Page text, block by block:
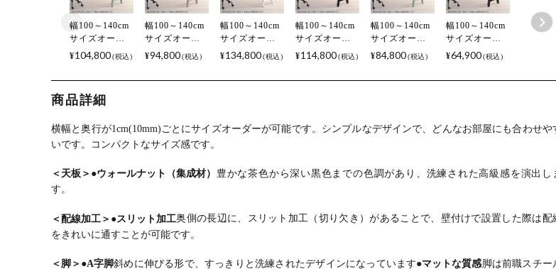
幅100～140cm
サイズオーダ
ーデスク
Sizeno(シゼノ)
ェリー 無垢材
チール脚 天然
木 パソコンデ
スク 切り欠き
ク テレワーク
モダン 書斎 ナ
チュラル
¥104,800 税込
幅100～140cm
サイズオーダ
ーデスク
Sizeno(シゼノ)
ール脚 天然木
パソコンデス
ク 切り欠き オ
テレワークデ
ダン 書斎 ナチ
ュラル
¥94,800 税込
幅100～140cm
サイズオーダ
ーデスク
Sizeno(シゼノ)
ール脚 天然木
テレワークデ
ィモダン 書斎
¥134,800 税込
幅100～140cm
サイズオーダ
ーデスク
Sizeno(シゼノ)
ール脚 天然木
テレワークデ
ィモダン 書斎
¥114,800 税込
幅100～140cm
サイズオーダ
ーデスク
Sizeno(シゼノ)
チール脚 天然
ク テレワーク
モダン 書斎 ナ
¥84,800 税込
幅100～140cm
サイズオーダ
ーデスク
Sizeno(シゼノ)
木 パソコンデ
デスク 勉強机
斎 ブラウン
¥64,900 税込
商品詳細
横幅と奥行が1cm(10mm)ごとにサイズオーダーが可能です。 シンプルなデザインで、どんなお部屋にも合わせや
いです。
コンパクトなサイズ感です。
＜天板＞ ●ウォールナット（集成材）
豊かな茶色から深い黒色までの色調があり、洗練された高級感を演出し
す。
＜配線加工＞ ●スリット加工奥側の長辺に、スリット加工（切り欠き）があることで、壁付けで設置した際は配
をきれいに通すことが可能です。
＜脚＞ ●A字脚斜めに伸びる形で、すっきりと洗練されたデザインになっています●マットな質感 脚は前職スチー